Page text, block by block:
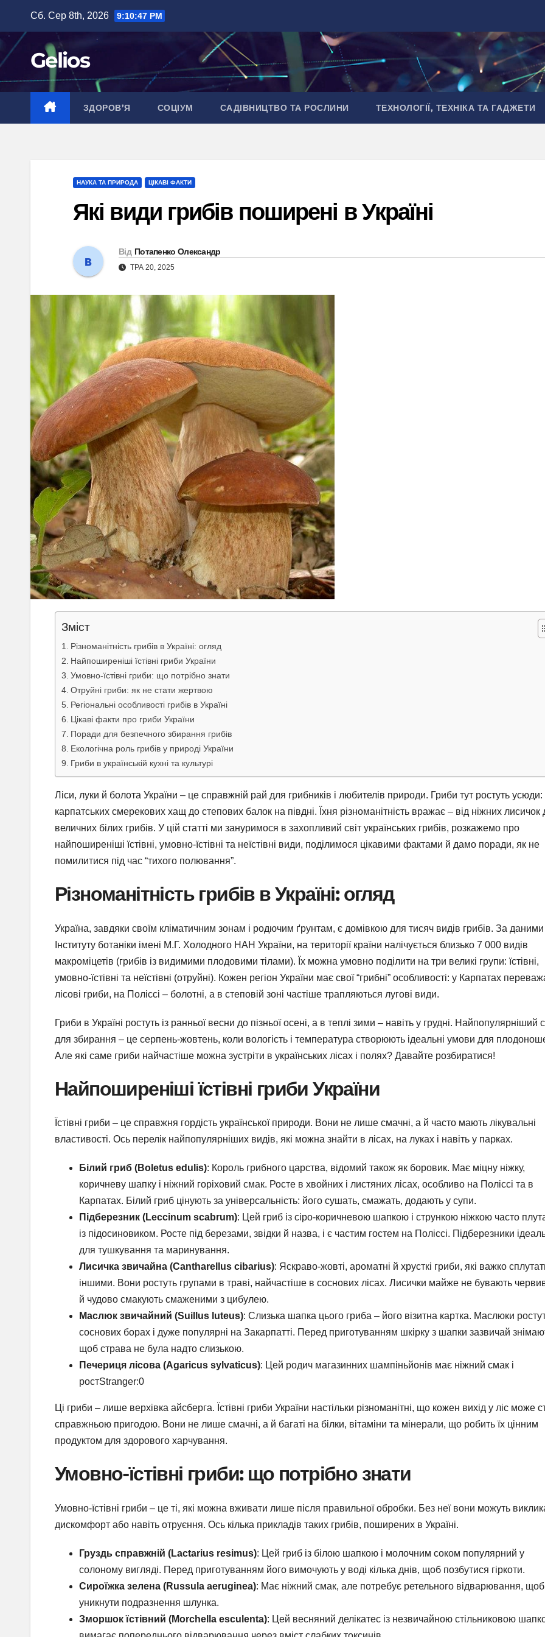
вмісту
Сб. Сер 8th, 2026 9:10:48 PM
Gelios
ЗДОРОВ’Я СОЦІУМ САДІВНИЦТВО ТА РОСЛИНИ ТЕХНОЛОГІЇ, ТЕХНІКА ТА ГАДЖЕТИ
НАУКА ТА ПРИРОДА ЦІКАВІ ФАКТИ
Які види грибів поширені в Україні
Від Потапенко Олександр
ТРА 20, 2025
Зміст
Різноманітність грибів в Україні: огляд
Найпоширеніші їстівні гриби України
Умовно-їстівні гриби: що потрібно знати
Отруйні гриби: як не стати жертвою
Регіональні особливості грибів в Україні
Цікаві факти про гриби України
Поради для безпечного збирання грибів
Екологічна роль грибів у природі України
Гриби в українській кухні та культурі
Ліси, луки й болота України – це справжній рай для грибників і любителів природи. Гриби тут ростуть усюди:
карпатських смерекових хащ до степових балок на півдні. Їхня різноманітність вражає – від ніжних лисичок
величних білих грибів. У цій статті ми зануримося в захопливий світ українських грибів, розкажемо про
найпоширеніші їстівні, умовно-їстівні та неїстівні види, поділимося цікавими фактами й дамо поради, як не
помилитися під час “тихого полювання”.
Різноманітність грибів в Україні: огляд
Україна, завдяки своїм кліматичним зонам і родючим ґрунтам, є домівкою для тисяч видів грибів. За даними
Інституту ботаніки імені М.Г. Холодного НАН України, на території країни налічується близько 7 000 видів
макроміцетів (грибів із видимими плодовими тілами). Їх можна умовно поділити на три великі групи: їстівні,
умовно-їстівні та неїстівні (отруйні). Кожен регіон України має свої “грибні” особливості: у Карпатах
лісові гриби, на Поліссі – болотні, а в степовій зоні частіше трапляються лугові види.
Гриби в Україні ростуть із ранньої весни до пізньої осені, а в теплі зими – навіть у грудні. Найпопулярніший
для збирання – це серпень-жовтень, коли вологість і температура створюють ідеальні умови для
Але які саме гриби найчастіше можна зустріти в українських лісах і полях? Давайте розбиратися!
Найпоширеніші їстівні гриби України
Їстівні гриби – це справжня гордість української природи. Вони не лише смачні, а й часто мають лікувальні
властивості. Ось перелік найпопулярніших видів, які можна знайти в лісах, на луках і навіть у парках.
Білий гриб (Boletus edulis): Король грибного царства, відомий також як боровик. Має міцну ніжку,
коричневу шапку і ніжний горіховий смак. Росте в хвойних і листяних лісах, особливо на Поліссі та в
Карпатах. Білий гриб цінують за універсальність: його сушать, смажать, додають у супи.
Підберезник (Leccinum scabrum): Цей гриб із сіро-коричневою шапкою і стрункою ніжкою часто
із підосиновиком. Росте під березами, звідки й назва, і є частим гостем на Поліссі. Підберезники
для тушкування та маринування.
Лисичка звичайна (Cantharellus cibarius): Яскраво-жовті, ароматні й хрусткі гриби, які важко
іншими. Вони ростуть групами в траві, найчастіше в соснових лісах. Лисички майже не бувають
й чудово смакують смаженими з цибулею.
Маслюк звичайний (Suillus luteus): Слизька шапка цього гриба – його візитна картка. Маслюки
соснових борах і дуже популярні на Закарпатті. Перед приготуванням шкірку з шапки зазвичай
щоб страва не була надто слизькою.
Печериця лісова (Agaricus sylvaticus): Цей родич магазинних шампіньйонів має ніжний смак і
ростStranger:0
Ці гриби – лише верхівка айсберга. Їстівні гриби України настільки різноманітні, що кожен вихід у ліс може
справжньою пригодою. Вони не лише смачні, а й багаті на білки, вітаміни та мінерали, що робить їх цінним
продуктом для здорового харчування.
Умовно-їстівні гриби: що потрібно знати
Умовно-їстівні гриби – це ті, які можна вживати лише після правильної обробки. Без неї вони можуть
дискомфорт або навіть отруєння. Ось кілька прикладів таких грибів, поширених в Україні.
Груздь справжній (Lactarius resimus): Цей гриб із білою шапкою і молочним соком популярний у
солоному вигляді. Перед приготуванням його вимочують у воді кілька днів, щоб позбутися гіркоти.
Сироїжка зелена (Russula aeruginea): Має ніжний смак, але потребує ретельного відварювання, щоб
уникнути подразнення шлунка.
Зморшок їстівний (Morchella esculenta): Цей весняний делікатес із незвичайною стільниковою